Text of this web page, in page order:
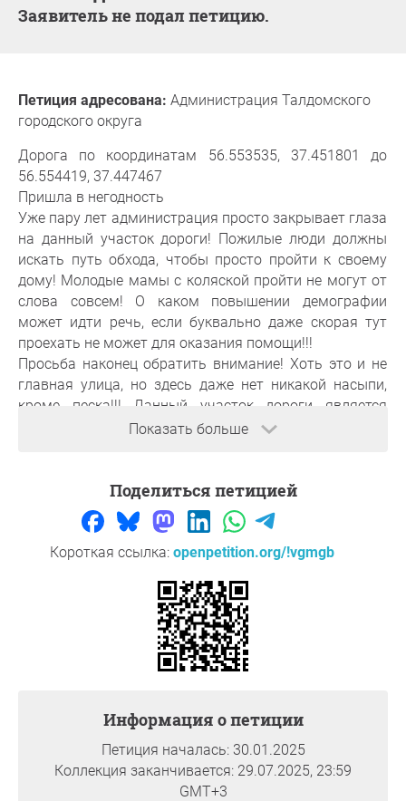
Заявитель не подал петицию.
Показать больше
Петиция адресована: Администрация Талдомского
городского округа
Дорога по координатам 56.553535, 37.451801 до
56.554419, 37.447467
Пришла в негодность
Уже пару лет администрация просто закрывает глаза
на данный участок дороги! Пожилые люди должны
искать путь обхода, чтобы просто пройти к своему
дому! Молодые мамы с коляской пройти не могут от
слова совсем! О каком повышении демографии
может идти речь, если буквально даже скорая тут
проехать не может для оказания помощи!!!
Просьба наконец обратить внимание! Хоть это и не
главная улица, но здесь даже нет никакой насыпи,
кроме песка!!! Данный участок дороги является
муниципальным, просьба выполнять свои
данную проблему!
основания
пройти к своим домам!
Большое спасибо за вашу поддержку,
Поделиться петицией
Короткая ссылка: openpetition.org/!vgmgb
Информация о петиции
Петиция началась: 30.01.2025
Коллекция заканчивается: 29.07.2025, 23:59
GMT+3